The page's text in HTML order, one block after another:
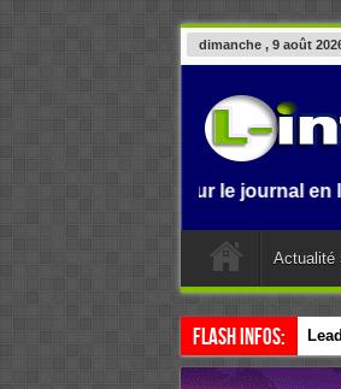
dimanche , 9 août
sur le journal en ligne
Actualité
Flash Infos: